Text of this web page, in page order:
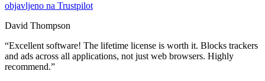
objavljeno na Trustpilot
David Thompson
“Excellent software! The lifetime license is worth it. Blocks trackers
and ads across all applications, not just web browsers. Highly
recommend.”